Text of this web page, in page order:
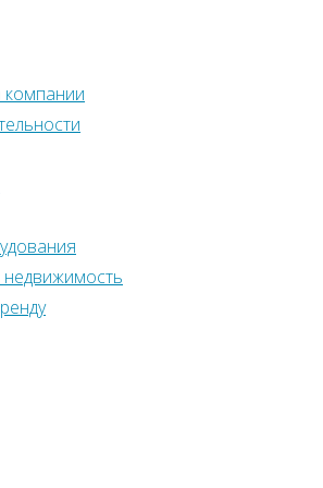
компании
Вернуться
©2022 Ленстройтрест№5